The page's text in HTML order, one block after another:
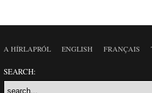
A HÍRLAPRÓL ENGLISH FRANÇAIS
SEARCH: